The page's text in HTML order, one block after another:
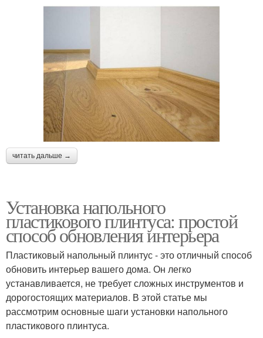
читать дальше →
Установка напольного
пластикового плинтуса: простой
способ обновления интерьера
Пластиковый напольный плинтус - это отличный способ
обновить интерьер вашего дома. Он легко
устанавливается, не требует сложных инструментов и
дорогостоящих материалов. В этой статье мы
рассмотрим основные шаги установки напольного
пластикового плинтуса.